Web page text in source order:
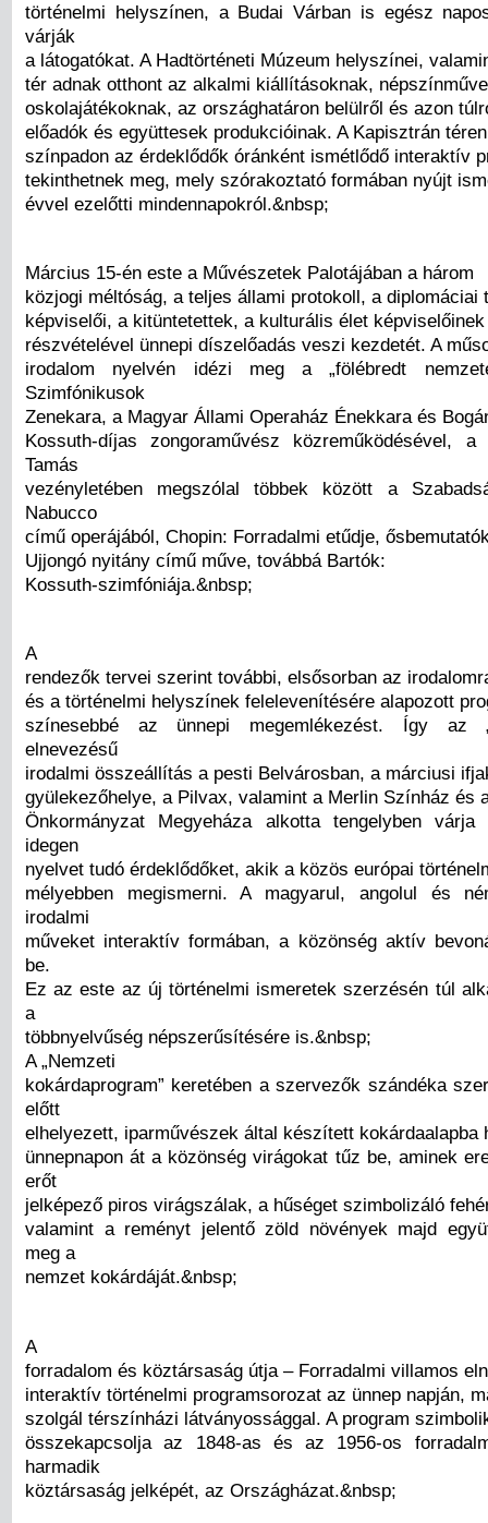
történelmi helyszínen, a Budai Várban is egész
várják
a látogatókat. A Hadtörténeti Múzeum helyszínei,
tér adnak otthont az alkalmi kiállításoknak,
oskolajátékoknak, az országhatáron belülről és azon
előadók és együttesek produkcióinak. A Kapisztrán
színpadon az érdeklődők óránként ismétlődő interaktív
tekinthetnek meg, mely szórakoztató formában nyújt
évvel ezelőtti mindennapokról.&nbsp;
Március 15-én este a Művészetek Palotájában a három
közjogi méltóság, a teljes állami protokoll, a diplomáciai
képviselői, a kitüntetettek, a kulturális élet képviselőinek
részvételével ünnepi díszelőadás veszi kezdetét. A
irodalom nyelvén idézi meg a „fölébredt
Szimfónikusok
Zenekara, a Magyar Állami Operaház Énekkara és
Kossuth-díjas zongoraművész közreműködésével,
Tamás
vezényletében megszólal többek között a
Nabucco
című operájából, Chopin: Forradalmi etűdje,
Ujjongó nyitány című műve, továbbá Bartók:
Kossuth-szimfóniája.&nbsp;
A
rendezők tervei szerint további, elsősorban az
és a történelmi helyszínek felelevenítésére alapozott
színesebbé az ünnepi megemlékezést. Így az
elnevezésű
irodalmi összeállítás a pesti Belvárosban, a márciusi
gyülekezőhelye, a Pilvax, valamint a Merlin Színház és
Önkormányzat Megyeháza alkotta tengelyben várja
idegen
nyelvet tudó érdeklődőket, akik a közös európai
mélyebben megismerni. A magyarul, angolul és
irodalmi
műveket interaktív formában, a közönség aktív
be.
Ez az este az új történelmi ismeretek szerzésén túl
a
többnyelvűség népszerűsítésére is.&nbsp;
A „Nemzeti
kokárdaprogram” keretében a szervezők szándéka
előtt
elhelyezett, iparművészek által készített kokárdaalapba
ünnepnapon át a közönség virágokat tűz be, aminek
erőt
jelképező piros virágszálak, a hűséget szimbolizáló
valamint a reményt jelentő zöld növények majd
meg a
nemzet kokárdáját.&nbsp;
A
forradalom és köztársaság útja – Forradalmi villamos
interaktív történelmi programsorozat az ünnep napján,
szolgál térszínházi látványossággal. A program
összekapcsolja az 1848-as és az 1956-os
harmadik
köztársaság jelképét, az Országházat.&nbsp;